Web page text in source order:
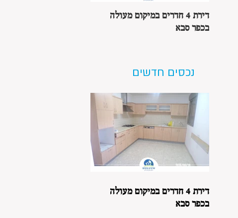
דירת 4 חדרים במיקום מעולה
בכפר סבא
נכסים חדשים
דירת 4 חדרים במיקום מעולה
בכפר סבא